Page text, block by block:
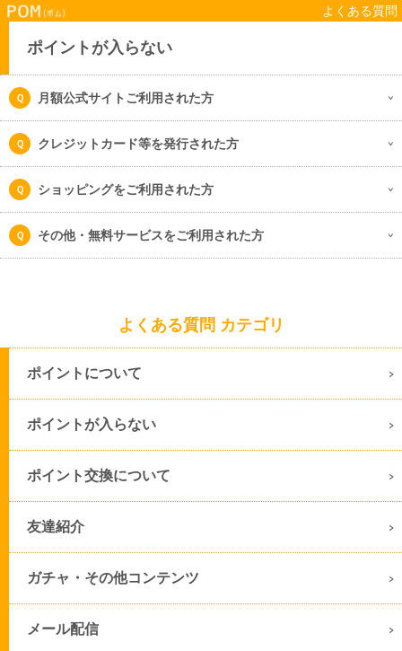
よくある質問
ポイントが入らない
月額公式サイトご利用された方
クレジットカード等を発行された方
ショッピングをご利用された方
その他・無料サービスをご利用された方
よくある質問 カテゴリ
ポイントについて
ポイントが入らない
ポイント交換について
友達紹介
ガチャ・その他コンテンツ
メール配信